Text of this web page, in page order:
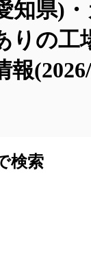
知県)
りの工
報
検索